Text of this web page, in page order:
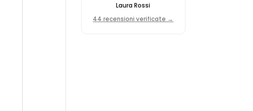
negozio online.
Laura Rossi
44 recensioni verificate →